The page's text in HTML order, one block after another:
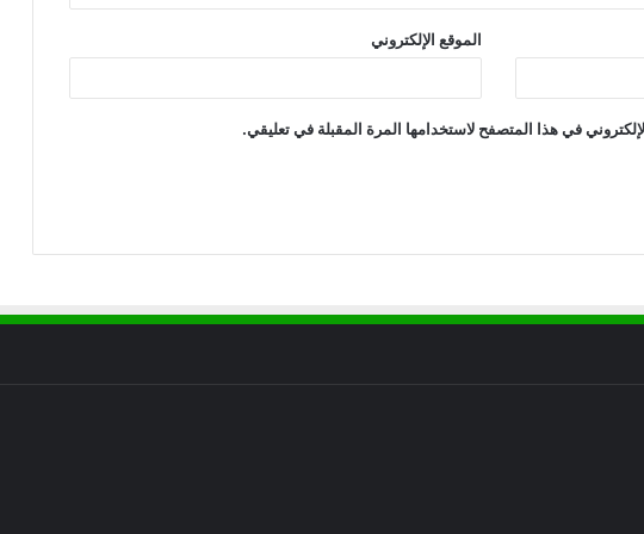
الموقع الإلكتروني
في هذا المتصفح لاستخدامها المرة المقبلة في تعليقي.